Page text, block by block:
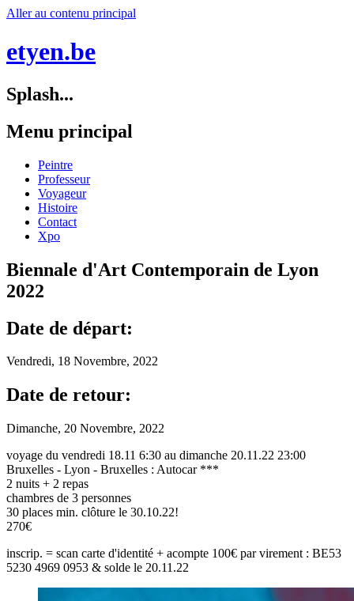
Aller au contenu principal
etyen.be
Splash...
Menu principal
Peintre
Professeur
Voyageur
Histoire
Contact
Xpo
Biennale d'Art Contemporain de Lyon
2022
Date de départ:
Vendredi, 18 Novembre, 2022
Date de retour:
Dimanche, 20 Novembre, 2022
voyage du vendredi 18.11 6:30 au dimanche 20.11.22 23:00
Bruxelles - Lyon - Bruxelles : Autocar ***
2 nuits + 2 repas
chambres de 3 personnes
30 places min. clôture le 30.10.22!
270€
inscrip. = scan carte d'identité + acompte 100€ par virement : BE53
5230 4969 0953 & solde le 20.11.22